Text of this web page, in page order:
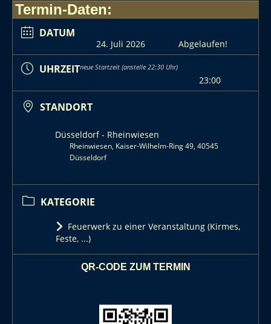
Termin-Daten:
DATUM
24. Juli 2026 Abgelaufen!
UHRZEITneue Startzeit (anstelle 22:30 Uhr)
23:00
STANDORT
Düsseldorf - Rheinwiesen
Rheinwiesen, Kaiser-Wilhelm-Ring 49, 40545
Düsseldorf
KATEGORIE
Feuerwerk zu einer Veranstaltung (Kirmes,
Feste, ...)
QR-CODE ZUM TERMIN